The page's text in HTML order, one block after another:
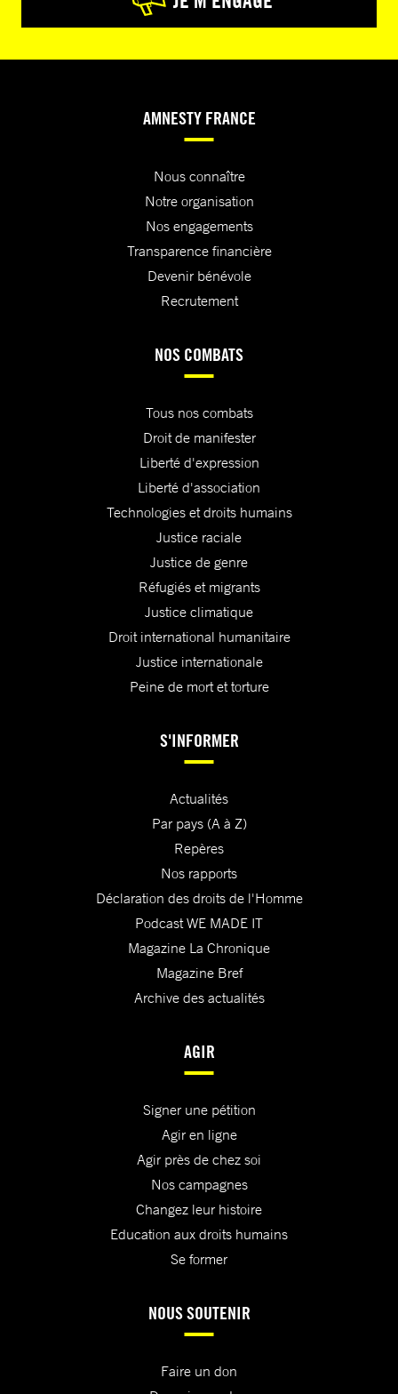
AMNESTY FRANCE
Nous connaître
Notre organisation
Nos engagements
Transparence financière
Devenir bénévole
Recrutement
NOS COMBATS
Tous nos combats
Droit de manifester
Liberté d'expression
Liberté d'association
Technologies et droits humains
Justice raciale
Justice de genre
Réfugiés et migrants
Justice climatique
Droit international humanitaire
Justice internationale
Peine de mort et torture
S'INFORMER
Actualités
Par pays (A à Z)
Repères
Nos rapports
Déclaration des droits de l'Homme
Podcast WE MADE IT
Magazine La Chronique
Magazine Bref
Archive des actualités
AGIR
Signer une pétition
Agir en ligne
Agir près de chez soi
Nos campagnes
Changez leur histoire
Education aux droits humains
Se former
NOUS SOUTENIR
Faire un don